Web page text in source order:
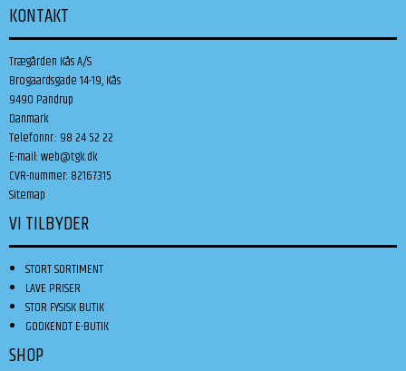
KONTAKT
Trægården Kås A/S
Brogaardsgade 14-19, Kås
9490 Pandrup
Danmark
Telefonnr.: 98 24 52 22
E-mail:web@tgk.dk
CVR-nummer: 82167315
Sitemap
VI TILBYDER
STORT SORTIMENT
LAVE PRISER
STOR FYSISK BUTIK
GODKENDT E-BUTIK
SHOP